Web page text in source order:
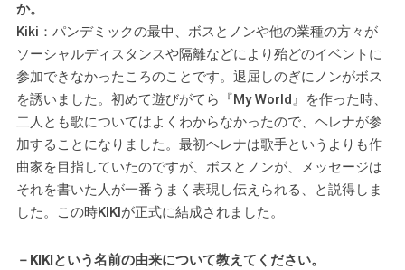
か。
Kiki：パンデミックの最中、ボスとノンや他の業種の方々が
ソーシャルディスタンスや隔離などにより殆どのイベントに
参加できなかったころのことです。退屈しのぎにノンがボス
を誘いました。初めて遊びがてら『My World』を作った時、
二人とも歌についてはよくわからなかったので、ヘレナが参
加することになりました。最初ヘレナは歌手というよりも作
曲家を目指していたのですが、ボスとノンが、メッセージは
それを書いた人が一番うまく表現し伝えられる、と説得しま
した。この時KIKIが正式に結成されました。
－KIKIという名前の由来について教えてください。